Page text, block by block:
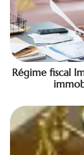
Régime fiscal